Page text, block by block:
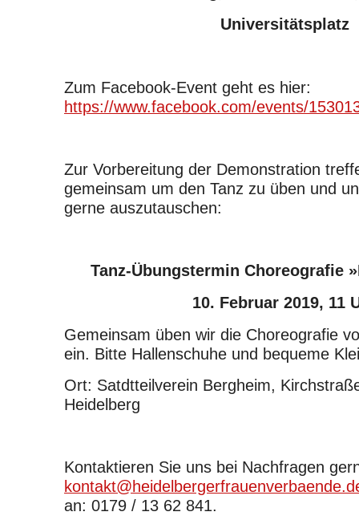
Universitätsplatz
Zum Facebook-Event geht es hier:
https://www.facebook.com/events/
Zur Vorbereitung der Demonstration
gemeinsam um den Tanz zu üben und
gerne auszutauschen:
Tanz-Übungstermin Choreografie
10. Februar 2019, 11
Gemeinsam üben wir die Choreografie
ein. Bitte Hallenschuhe und bequeme
Ort: Satdtteilverein Bergheim,
Heidelberg
Kontaktieren Sie uns bei Nachfragen
an: 0179 / 13 62 841.